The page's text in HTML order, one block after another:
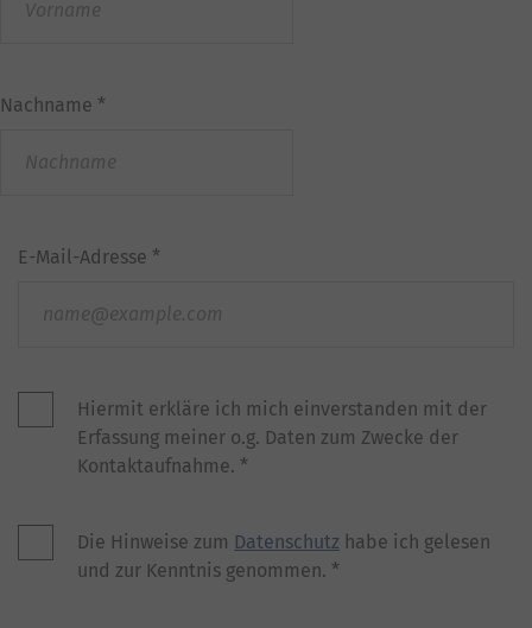
Nachname *
E-Mail-Adresse *
Hiermit erkläre ich mich einverstanden mit der
Erfassung meiner o.g. Daten zum Zwecke der
Kontaktaufnahme. *
Die Hinweise zum Datenschutz habe ich gelesen
und zur Kenntnis genommen. *